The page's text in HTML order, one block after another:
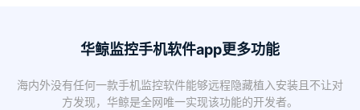
华鲸监控手机软件app更多功能
海内外没有任何一款手机监控软件能够远程隐藏植入安装且不让对
方发现，华鲸是全网唯一实现该功能的开发者。